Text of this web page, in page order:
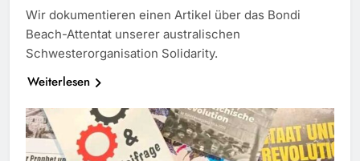
Wir dokumentieren einen Artikel über das Bondi
Beach-Attentat unserer australischen
Schwesterorganisation Solidarity.
Weiterlesen